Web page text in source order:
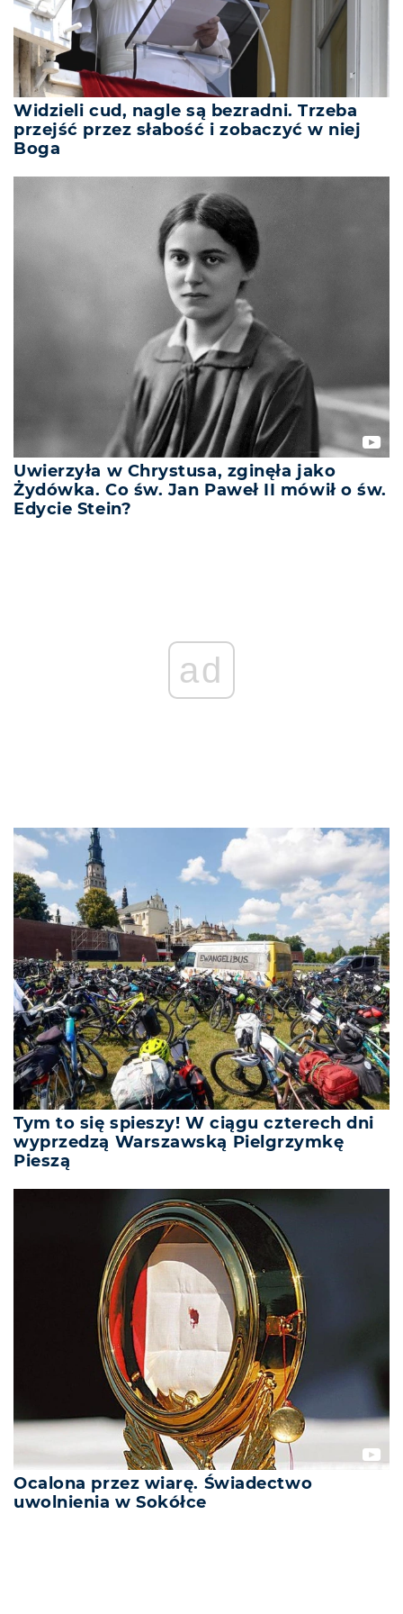
Widzieli cud, nagle są bezradni. Trzeba
przejść przez słabość i zobaczyć w niej
Boga
Uwierzyła w Chrystusa, zginęła jako
Żydówka. Co św. Jan Paweł II mówił o św.
Edycie Stein?
ad
Tym to się spieszy! W ciągu czterech dni
wyprzedzą Warszawską Pielgrzymkę
Pieszą
Ocalona przez wiarę. Świadectwo
uwolnienia w Sokółce